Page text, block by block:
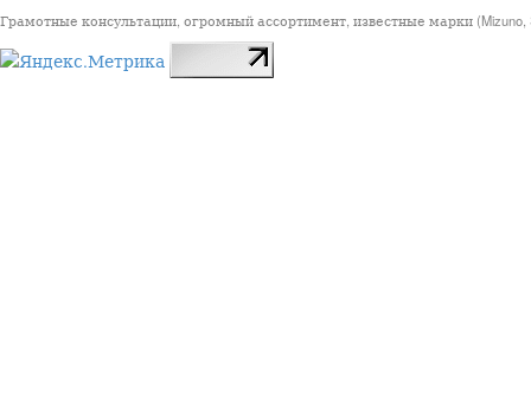
Грамотные консультации, огромный ассортимент, известные марки (Mizuno,